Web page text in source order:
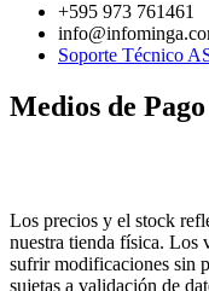
+595 973 761461
Soporte Técnico
Medios de Pago
Los precios y el stock
nuestra tienda física. Los
sufrir modificaciones sin
sujetas a validación de